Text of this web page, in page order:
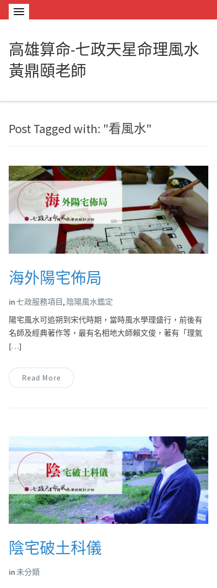
高雄算命-七政天星命理風水
黃鼎頤老師
Post Tagged with: "看風水"
海外陽宅佈局
in 七政服務項目, 陰陽風水鑑定
陽宅風水可追朔到宋代時期，當時風水學理盛行，前後有
名師及經典著作等，最有名相地大師賴文俊，著有「理氣
[…]
Read More
陰宅破土科儀
in 未分類